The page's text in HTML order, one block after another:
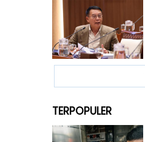
TERPOPULER